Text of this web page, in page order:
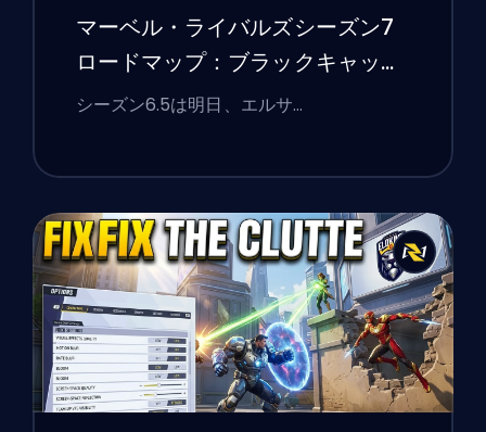
マーベル・ライバルズシーズン7
ロードマップ：ブラックキャッ
ト、ホワイトフォックス、そして
シーズン6.5は明日、エルサ…